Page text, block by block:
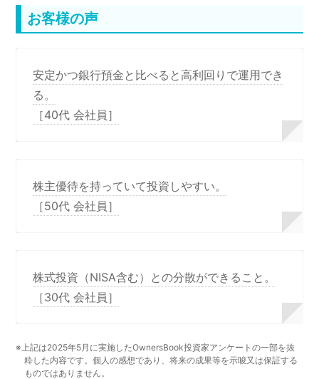
お客様の声
安定かつ銀行預金と比べると高利回りで運用でき
る。
［40代 会社員］
株主優待を持っていて投資しやすい。
［50代 会社員］
株式投資（NISA含む）との分散ができること。
［30代 会社員］
※上記は2025年5月に実施したOwnersBook投資家アンケートの一部を抜
粋した内容です。個人の感想であり、将来の成果等を示唆又は保証する
ものではありません。